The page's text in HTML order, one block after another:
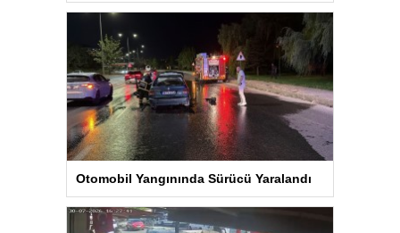
Otomobil Yangınında Sürücü Yaralandı